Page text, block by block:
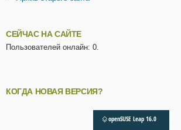
СЕЙЧАС НА САЙТЕ
Пользователей онлайн: 0.
КОГДА НОВАЯ ВЕРСИЯ?